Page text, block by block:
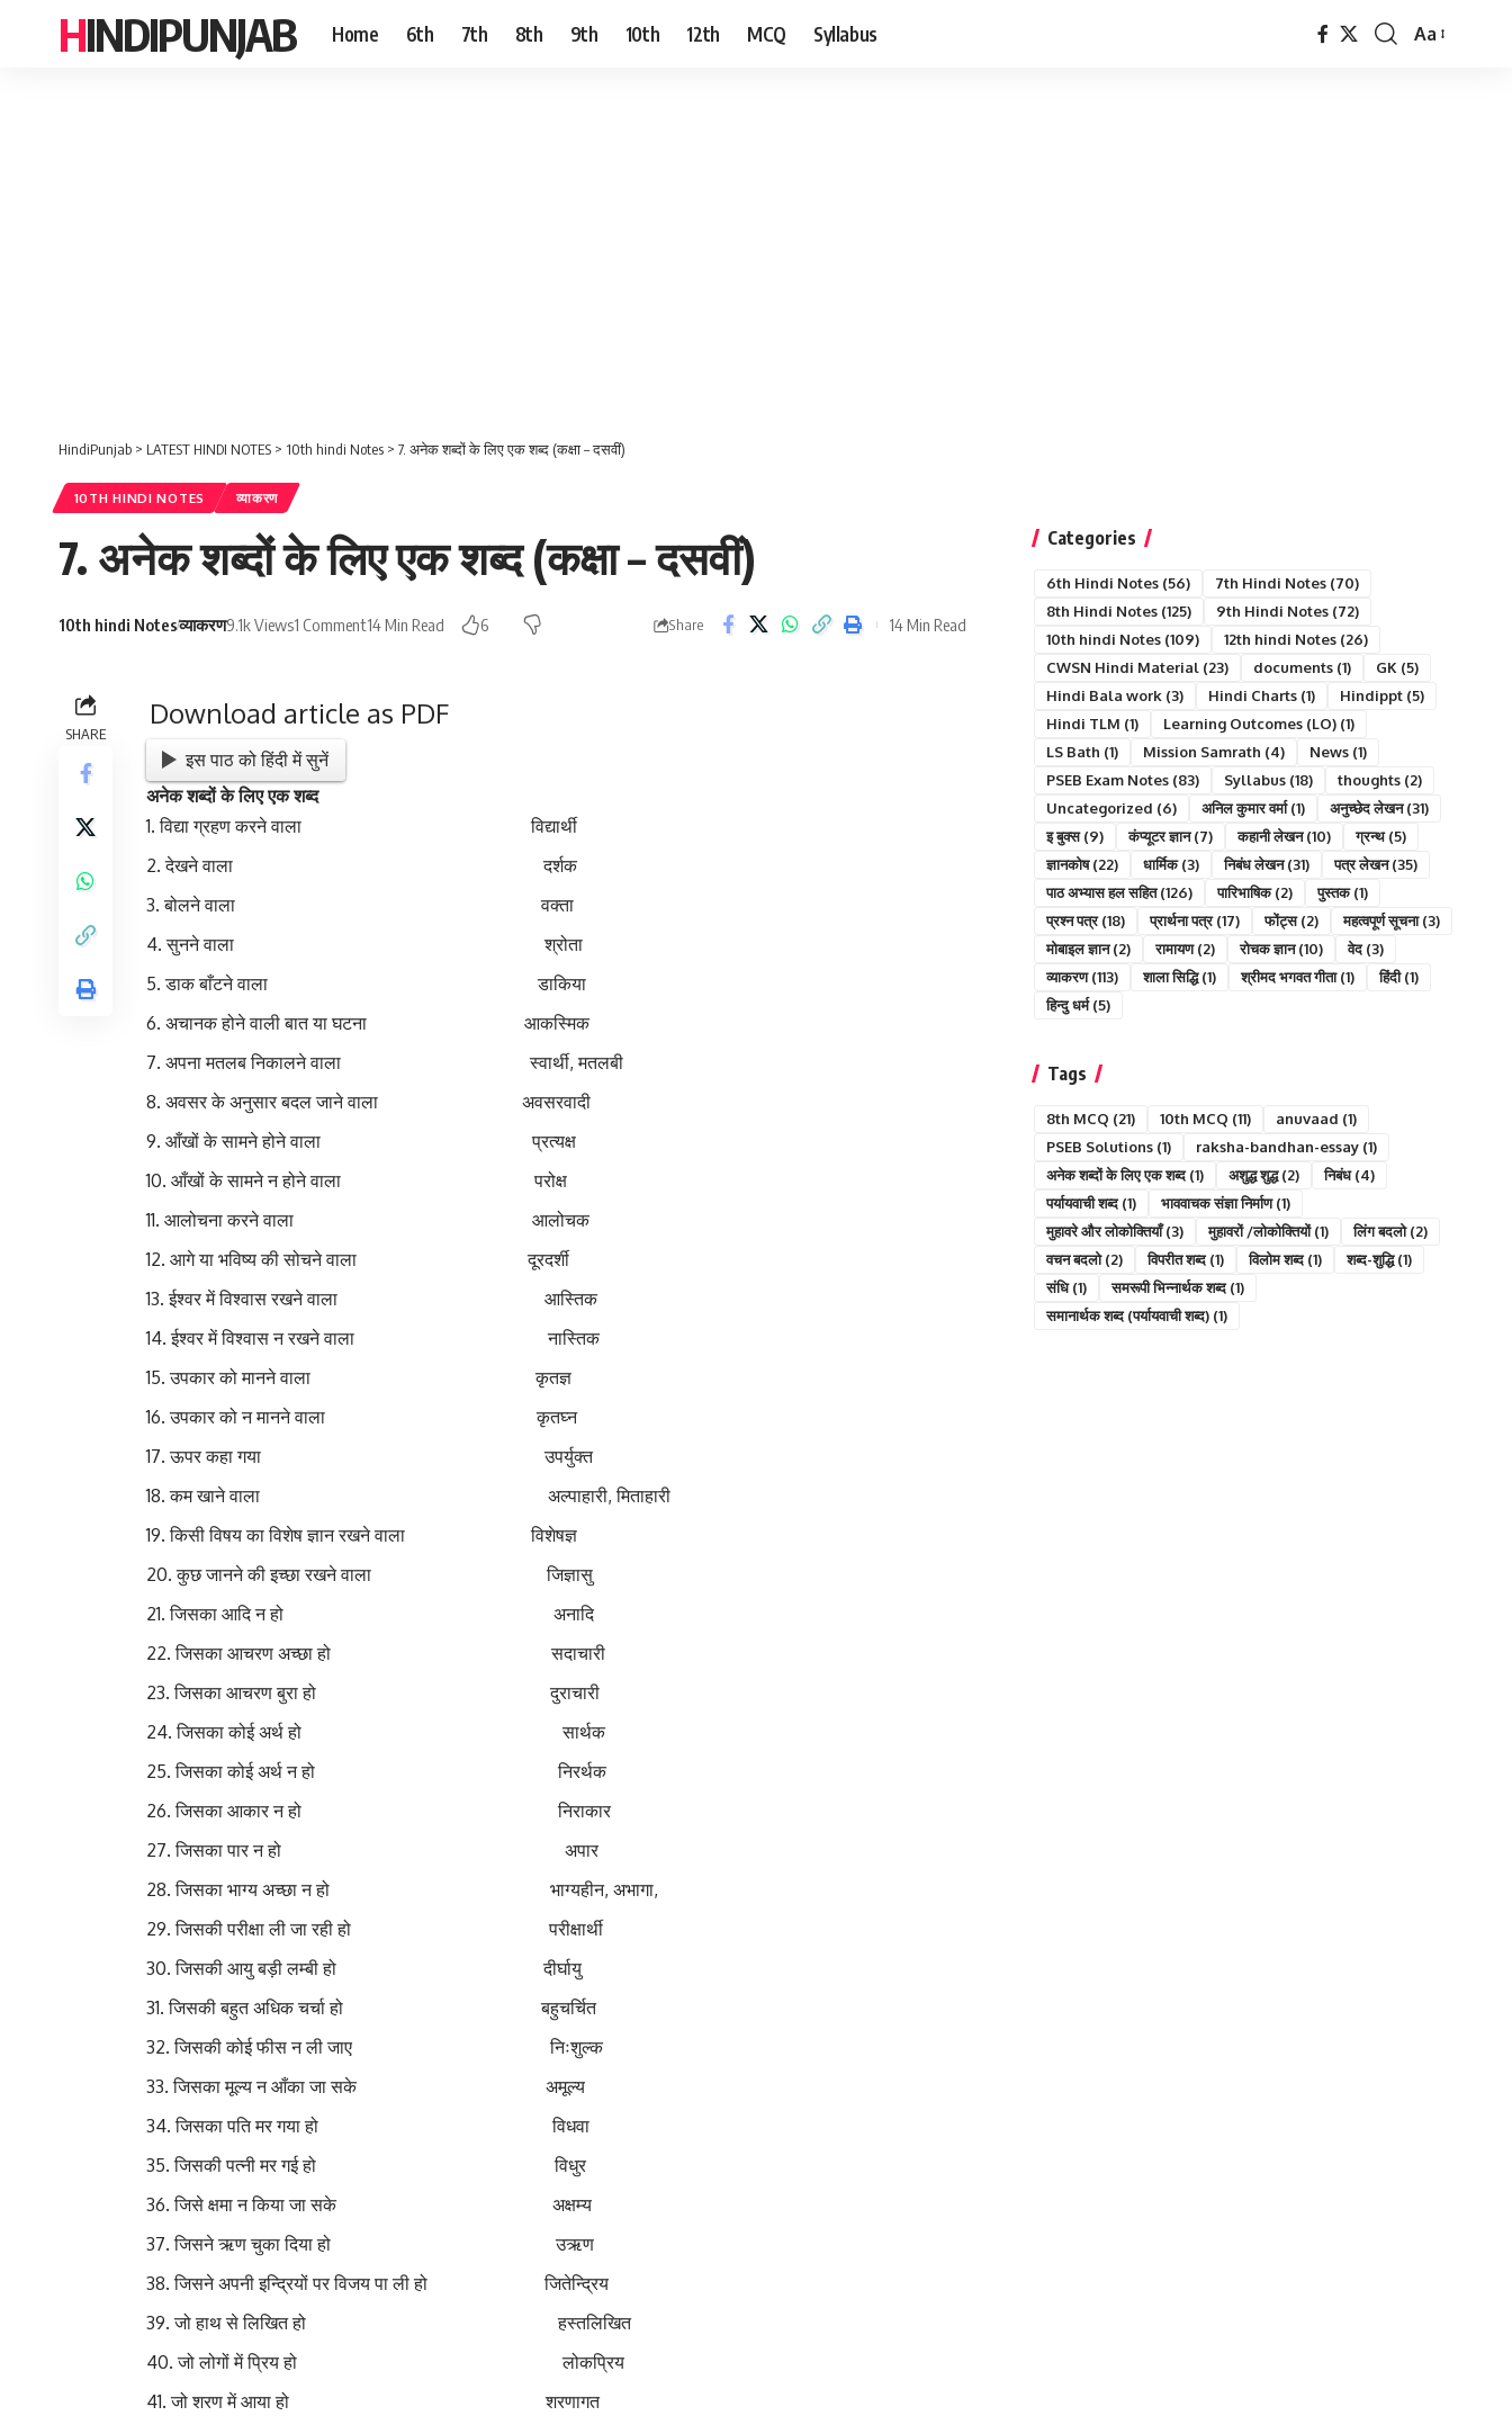
HINDIPUNJAB Home 6th 7th 8th 9th 10th 12th MCQ Syllabus
Font
Aa
HindiPunjab > LATEST HINDI NOTES > 10th hindi Notes > 7. अनेक शब्दों के लिए एक शब्द (कक्षा – दसवीं)
10TH HINDI NOTES व्याकरण
7. अनेक शब्दों के लिए एक शब्द (कक्षा – दसवीं)
10th hindi Notesव्याकरण9.1k Views1 Comment14 Min Read 6 Share 14 Min Read
SHARE
Download article as PDF
इस पाठ को हिंदी में सुनें
अनेक शब्दों के लिए एक शब्द
विद्या ग्रहण करने वाला विद्यार्थी
देखने वाला दर्शक
बोलने वाला वक्ता
सुनने वाला श्रोता
डाक बाँटने वाला डाकिया
अचानक होने वाली बात या घटना आकस्मिक
अपना मतलब निकालने वाला स्वार्थी, मतलबी
अवसर के अनुसार बदल जाने वाला अवसरवादी
आँखों के सामने होने वाला प्रत्यक्ष
आँखों के सामने न होने वाला परोक्ष
आलोचना करने वाला आलोचक
आगे या भविष्य की सोचने वाला दूरदर्शी
ईश्वर में विश्वास रखने वाला आस्तिक
ईश्वर में विश्वास न रखने वाला नास्तिक
उपकार को मानने वाला कृतज्ञ
उपकार को न मानने वाला कृतघ्न
ऊपर कहा गया उपर्युक्त
कम खाने वाला अल्पाहारी, मिताहारी
किसी विषय का विशेष ज्ञान रखने वाला विशेषज्ञ
कुछ जानने की इच्छा रखने वाला जिज्ञासु
जिसका आदि न हो अनादि
जिसका आचरण अच्छा हो सदाचारी
जिसका आचरण बुरा हो दुराचारी
जिसका कोई अर्थ हो सार्थक
जिसका कोई अर्थ न हो निरर्थक
जिसका आकार न हो निराकार
जिसका पार न हो अपार
जिसका भाग्य अच्छा न हो भाग्यहीन, अभागा,
जिसकी परीक्षा ली जा रही हो परीक्षार्थी
जिसकी आयु बड़ी लम्बी हो दीर्घायु
जिसकी बहुत अधिक चर्चा हो बहुचर्चित
जिसकी कोई फीस न ली जाए निःशुल्क
जिसका मूल्य न आँका जा सके अमूल्य
जिसका पति मर गया हो विधवा
जिसकी पत्नी मर गई हो विधुर
जिसे क्षमा न किया जा सके अक्षम्य
जिसने ऋण चुका दिया हो उऋण
जिसने अपनी इन्द्रियों पर विजय पा ली हो जितेन्द्रिय
जो हाथ से लिखित हो हस्तलिखित
जो लोगों में प्रिय हो लोकप्रिय
जो शरण में आया हो शरणागत
Categories
6th Hindi Notes(56) 7th Hindi Notes(70)
8th Hindi Notes(125) 9th Hindi Notes(72)
10th hindi Notes(109) 12th hindi Notes(26)
CWSN Hindi Material(23) documents(1) GK (5)
Hindi Bala work(3) Hindi Charts(1) Hindippt(5)
Hindi TLM (1) Learning Outcomes (LO)(1)
LS Bath (1) Mission Samrath (4) News(1)
PSEB Exam Notes(83) Syllabus(18) thoughts(2)
Uncategorized (6) अनिल कुमार वर्मा(1) अनुच्छेद लेखन(31)
इ बुक्स(9) कंप्यूटर ज्ञान(7) कहानी लेखन(10) ग्रन्थ(5)
ज्ञानकोष(22) धार्मिक(3) निबंध लेखन(31) पत्र लेखन(35)
पाठ अभ्यास हल सहित(126) पारिभाषिक(2) पुस्तक(1)
प्रश्न पत्र(18) प्रार्थना पत्र(17) फोंट्स(2) महत्वपूर्ण सूचना(3)
मोबाइल ज्ञान(2) रामायण(2) रोचक ज्ञान(10) वेद(3)
व्याकरण(113) शाला सिद्धि(1) श्रीमद भगवत गीता(1) हिंदी(1)
हिन्दु धर्म(5)
Tags
8th MCQ (21) 10th MCQ (11) anuvaad (1)
PSEB Solutions(1) raksha-bandhan-essay(1)
अनेक शब्दों के लिए एक शब्द(1) अशुद्ध शुद्ध(2) निबंध(4)
पर्यायवाची शब्द(1) भाववाचक संज्ञा निर्माण(1)
मुहावरे और लोकोक्तियाँ(3) मुहावरों /लोकोक्तियों(1) लिंग बदलो(2)
वचन बदलो(2) विपरीत शब्द(1) विलोम शब्द(1) शब्द-शुद्धि(1)
संधि(1) समरूपी भिन्नार्थक शब्द(1)
समानार्थक शब्द (पर्यायवाची शब्द)(1)